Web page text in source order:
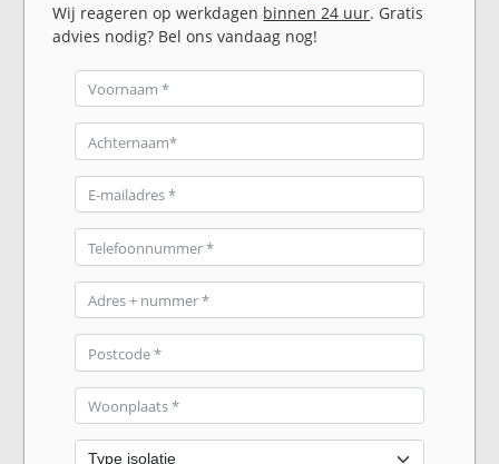
Wij reageren op werkdagen binnen 24 uur. Gratis
advies nodig? Bel ons vandaag nog!